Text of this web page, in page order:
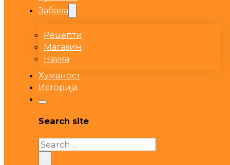
Забава
Рецепти
Магазин
Наука
Хуманост
Историја
Search site
Search